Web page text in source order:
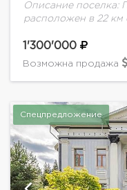
Описание поселка:
расположен в 22
составляет 150
домовладений.
1'300'000
Возможна продажа
Спецпредложение